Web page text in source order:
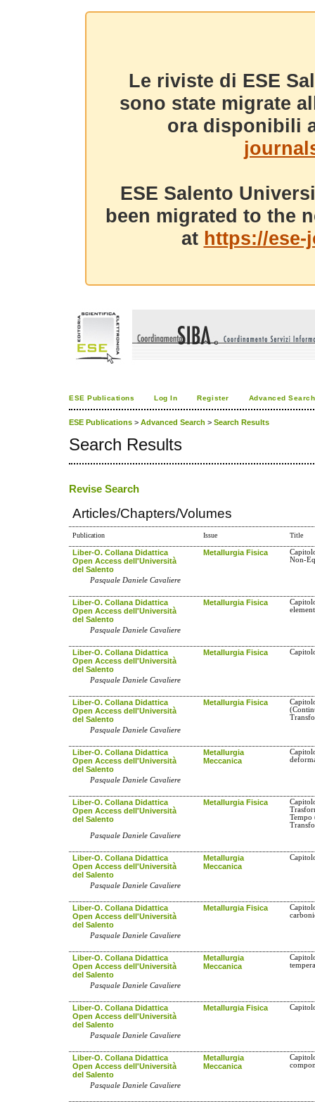
Le riviste di ESE
sono state migrate
ora disponibili
ESE Salento
been migrated to the
at https://
ESE Publications Log In Register Advanced Search
ESE Publications > Advanced Search > Search Results
Search Results
Revise Search
Articles/Chapters/Volumes
Publication Issue Title
Liber-O. Collana Didattica
Open Access dell'Università
del Salento
Metallurgia Fisica
Non-
Pasquale Daniele Cavaliere
Liber-O. Collana Didattica
Open Access dell'Università
del Salento
Metallurgia Fisica
Pasquale Daniele Cavaliere
Liber-O. Collana Didattica
Open Access dell'Università
del Salento
Metallurgia Fisica
Pasquale Daniele Cavaliere
Liber-O. Collana Didattica
Open Access dell'Università
del Salento
Metallurgia Fisica
Pasquale Daniele Cavaliere
Liber-O. Collana Didattica
Open Access dell'Università
del Salento
Metallurgia
Meccanica
Pasquale Daniele Cavaliere
Liber-O. Collana Didattica
Open Access dell'Università
del Salento
Metallurgia Fisica
Tempo
Pasquale Daniele Cavaliere
Liber-O. Collana Didattica
Open Access dell'Università
del Salento
Metallurgia
Meccanica
Pasquale Daniele Cavaliere
Liber-O. Collana Didattica
Open Access dell'Università
del Salento
Metallurgia Fisica
Pasquale Daniele Cavaliere
Liber-O. Collana Didattica
Open Access dell'Università
del Salento
Metallurgia
Meccanica
Pasquale Daniele Cavaliere
Liber-O. Collana Didattica
Open Access dell'Università
del Salento
Metallurgia Fisica
Pasquale Daniele Cavaliere
Liber-O. Collana Didattica
Open Access dell'Università
del Salento
Metallurgia
Meccanica
Pasquale Daniele Cavaliere